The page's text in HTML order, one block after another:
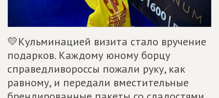
💛Кульминацией визита стало вручение
подарков. Каждому юному борцу
справедливороссы пожали руку, как
равному, и передали вместительные